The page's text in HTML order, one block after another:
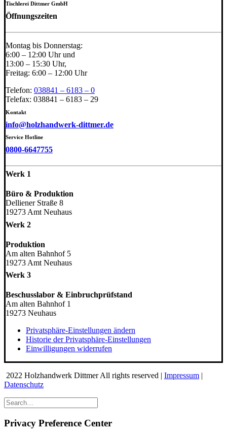
Tischlerei Dittmer GmbH
Öffnungszeiten
Montag bis Donnerstag:
6:00 – 12:00 Uhr und
13:00 – 15:30 Uhr,
Freitag: 6:00 – 12:00 Uhr
Telefon: 038841 – 6183 – 0
Telefax: 038841 – 6183 – 29
Kontakt
info@holzhandwerk-dittmer.de
Service Hotline
0800-6647755
Werk 1
Büro & Produktion
Delliener Straße 8
19273 Amt Neuhaus
Werk 2
Produktion
Am alten Bahnhof 5
19273 Amt Neuhaus
Werk 3
Beschusslabor & Einbruchprüfstand
Am alten Bahnhof 1
19273 Neuhaus
Privatsphäre-Einstellungen ändern
Historie der Privatsphäre-Einstellungen
Einwilligungen widerrufen
2022 Holzhandwerk Dittmer All rights reserved | Impressum |
Datenschutz
Privacy Preference Center